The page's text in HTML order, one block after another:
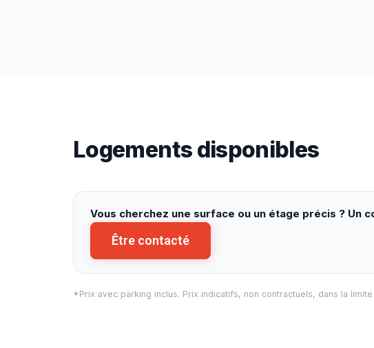
Logements disponibles
Vous cherchez une surface ou un étage précis ?
Être contacté
*Prix avec parking inclus. Prix indicatifs, non contractuels, dans la